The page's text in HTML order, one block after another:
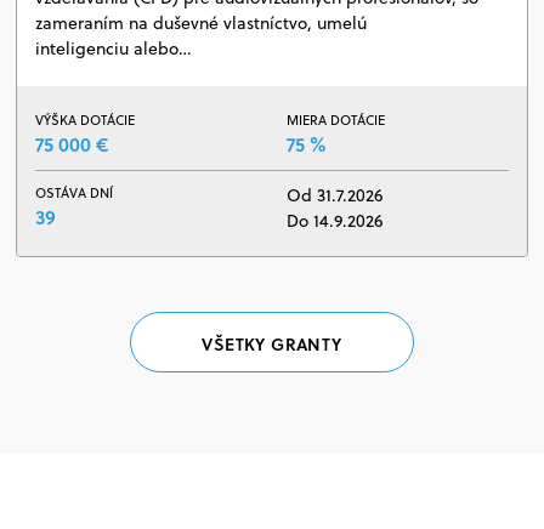
zameraním na duševné vlastníctvo, umelú
inteligenciu alebo…
VÝŠKA DOTÁCIE
75 000 €
MIERA DOTÁCIE
75 %
OSTÁVA DNÍ
39
Od 31.7.2026
Do 14.9.2026
VŠETKY GRANTY